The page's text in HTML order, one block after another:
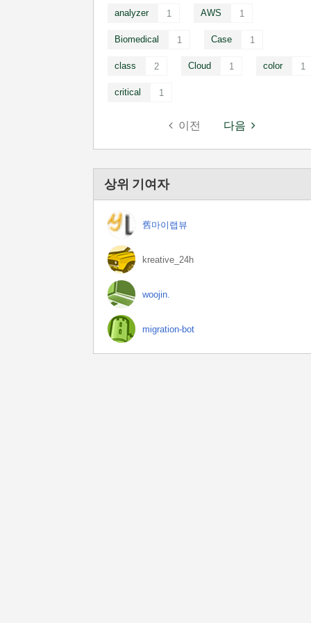
analyzer 1 AWS 1
Biomedical 1 Case 1
class 2 Cloud 1 color 1
critical 1
이전 다음
상위 기여자
舊마이랩뷰
kreative_24h
woojin.
migration-bot